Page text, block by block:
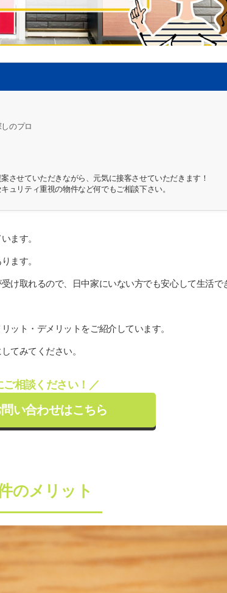
のプロ
させていただきながら、元気に接客させていただきます！
ュリティ重視の物件など何でもご相談下さい。
ます。
ます。
け取れるので、日中家にいない方でも安心して生活で
ット・デメリットをご紹介しています。
てみてください。
ご相談ください！／
い合わせはこちら
のメリット